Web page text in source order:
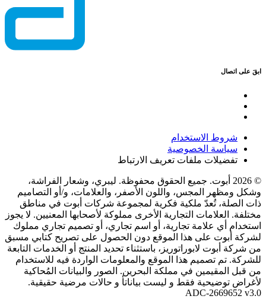
ابقَ على اتصال
شروط الاستخدام
سياسة الخصوصية
تفضيلات ملفات تعريف الارتباط
© 2026 أبوت. جميع الحقوق محفوظة. ليبري، وشعار الفراشة،
وشكل ومظهر المجس، واللون الأصفر، والعلامات، و/أو التصاميم
ذات الصلة، تُعدّ ملكية فكرية لمجموعة شركات أبوت في مناطق
مختلفة. العلامات التجارية الأخرى مملوكة لأصحابها المعنيين. لا يجوز
استخدام أي علامة تجارية، أو اسم تجاري، أو تصميم تجاري مملوك
لشركة أبوت على هذا الموقع دون الحصول على تصريح كتابي مسبق
من شركة أبوت لابوراتوريز، باستثناء تحديد المنتج أو الخدمات التابعة
للشركة. تم تصميم هذا الموقع والمعلومات الواردة فيه للاستخدام
من قبل المقيمين في مملكة البحرين. الصور والبيانات المُحاكية
لأغراض توضيحية فقط و ليست بياناتأ و حالات مرضية حقيقية.
ADC-2669652 v3.0